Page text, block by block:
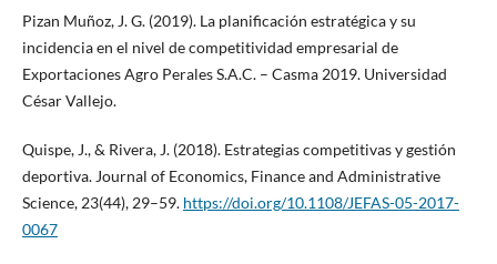
Pizan Muñoz, J. G. (2019). La planificación estratégica y su
incidencia en el nivel de competitividad empresarial de
Exportaciones Agro Perales S.A.C. – Casma 2019. Universidad
César Vallejo.
Quispe, J., & Rivera, J. (2018). Estrategias competitivas y gestión
deportiva. Journal of Economics, Finance and Administrative
Science, 23(44), 29–59. https://doi.org/10.1108/JEFAS-05-2017-
0067